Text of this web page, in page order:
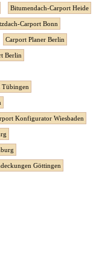
Bitumendach-Carport Heide
Carport Bonn
Carport Planer Berlin
Berlin
Tübingen
Konfigurator Wiesbaden
Göttingen